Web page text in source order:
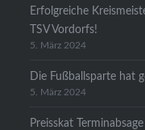
Erfolgreiche
TSV Vordorfs!
5. März 2024
Die Fußballsparte hat
5. März 2024
Preisskat Terminabsage